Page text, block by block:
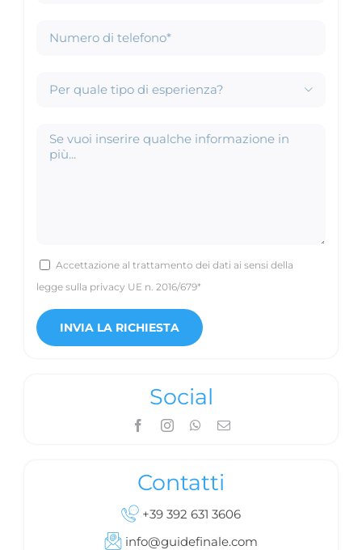

Accettazione al trattamento dei dati ai sensi della
legge sulla privacy UE n. 2016/679*
Social
Contatti
+39 392 631 3606
info@guidefinale.com